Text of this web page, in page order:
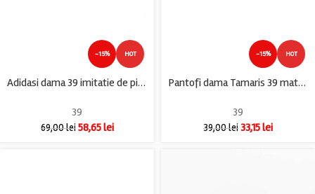
-15% HOT
Adidasi dama 39 imitatie de piele , material textil , crem verde
39
69,00lei 58,65lei
-15% HOT
Pantofi dama Tamaris 39 material textil , negru
39
39,00lei33,15lei